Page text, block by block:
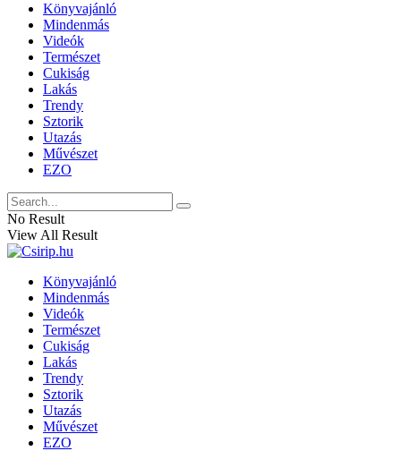
Könyvajánló
Mindenmás
Videók
Természet
Cukiság
Lakás
Trendy
Sztorik
Utazás
Művészet
EZO
No Result
View All Result
Könyvajánló
Mindenmás
Videók
Természet
Cukiság
Lakás
Trendy
Sztorik
Utazás
Művészet
EZO